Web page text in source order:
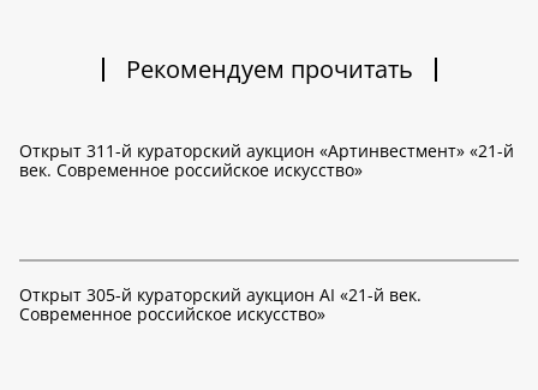
Рекомендуем прочитать
Открыт 311-й кураторский аукцион «Артинвестмент» «21-й
век. Современное российское искусство»
Открыт 305-й кураторский аукцион AI «21-й век.
Современное российское искусство»